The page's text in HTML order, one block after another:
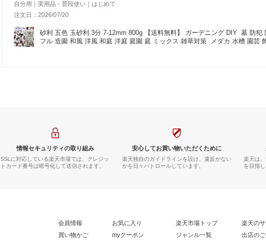
自分用｜実用品・普段使い｜はじめて
注文日：2026/07/20
砂利 五色 玉砂利 3分 7-12mm 800g 【送料無料】 ガーデニング DIY  墓 防
フル 造園 和風 洋風 和庭 洋庭 庭園 庭 ミックス 雑草対策  メダカ 水槽 園芸
情報セキュリティの取り組み
SSLに対応している楽天市場では、クレジッ
トカード番号は暗号化して送信されます。
安心してお買い物いただくために
楽天独自のガイドラインを設け、違反がない
かを日々パトロールしています。
楽天は
を目指し
会員情報
買い物かご
お気に入り
myクーポン
楽天市場トップ
ジャンル一覧
楽天の
出店の